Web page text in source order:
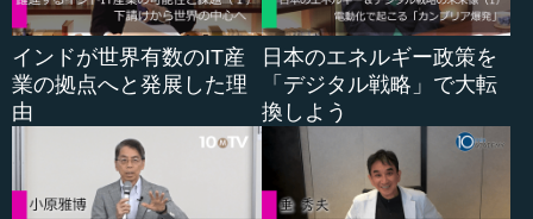
インドが世界有数のIT産
業の拠点へと発展した理
由
日本のエネルギー政策を
「デジタル戦略」で大転
換しよう